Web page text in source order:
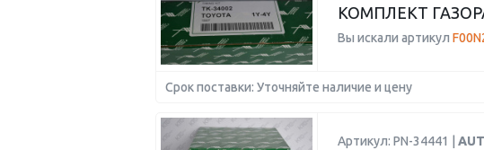
КОМПЛЕКТ
Вы искали артикул
Срок поставки: Уточняйте наличие и цену
Артикул: PN-34441 |